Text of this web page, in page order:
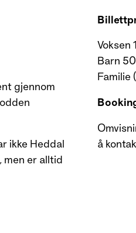
gjennom
ikke Heddal
men er alltid
Voksen
Barn
Familie
å